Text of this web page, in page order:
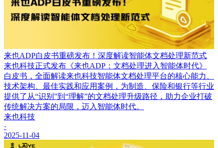
来也ADP白皮书重磅发布！深度解读智能体文档处理新范式
来也科技正式发布《来也ADP：文档处理进入智能体时代》
白皮书，全面解读来也科技智能体文档处理平台的核心能力、
技术架构、最佳实践和应用案例，为制造、保险和银行等行业
提供了从“识别”到“理解”的文档处理升级路径，助力企业打破
传统解决方案的局限，迈入智能体时代。
来也科技
·
2025-11-04